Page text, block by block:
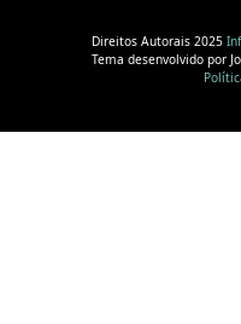
Direitos Autorais 2025
Tema desenvolvido por